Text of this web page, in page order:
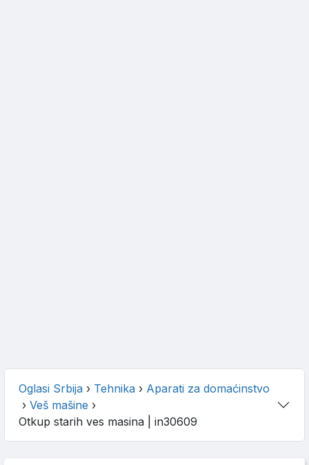
Oglasi Srbija › Tehnika › Aparati za domaćinstvo
› Veš mašine ›
Otkup starih ves masina | in30609